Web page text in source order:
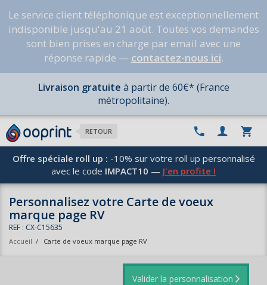
Le service client téléphonique est exceptionnellement
indisponible jusqu'au 21 août. Toutes vos demandes
sont bien prises en charge par email avec une
réponse rapide — contactez-nous ici.
Livraison gratuite à partir de 60€* (France
métropolitaine).
RETOUR
Offre spéciale roll up : -10% sur votre roll up personnalisé
avec le code IMPACT10 — J'en profite !
Personnalisez votre Carte de voeux
marque page RV
REF : CX-C15635
Accueil / Carte de voeux marque page RV
Valider la personnalisation